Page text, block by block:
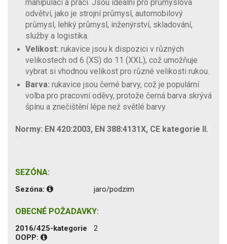
manipulaci a práci. Jsou ideální pro průmyslová
odvětví, jako je strojní průmysl, automobilový
průmysl, lehký průmysl, inženýrství, skladování,
služby a logistika.
Velikost: rukavice jsou k dispozici v různých
velikostech od 6 (XS) do 11 (XXL), což umožňuje
vybrat si vhodnou velikost pro různé velikosti rukou.
Barva: rukavice jsou černé barvy, což je populární
volba pro pracovní oděvy, protože černá barva skrývá
špínu a znečištění lépe než světlé barvy.
Normy: EN 420:2003, EN 388:4131X, CE kategorie II.
SEZÓNA:
Sezóna: jaro/podzim
OBECNÉ POŽADAVKY:
2016/425-kategorie
OOPP:
2